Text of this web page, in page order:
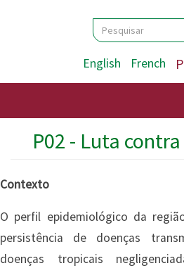
Search
Pesquisar
English French
P02 - Luta
Contexto
O perfil epidemiológico da
persistência de doenças
doenças tropicais